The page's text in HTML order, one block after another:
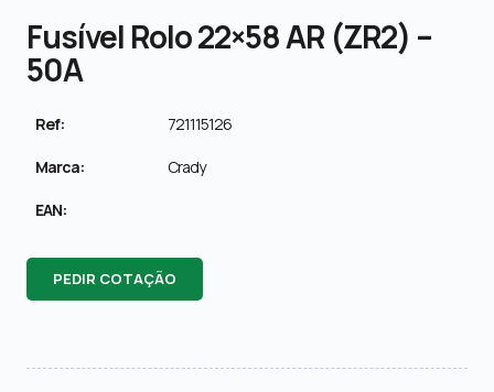
Fusível Rolo 22×58 AR (ZR2) –
50A
Ref: 721115126
Marca: Crady
EAN:
PEDIR COTAÇÃO